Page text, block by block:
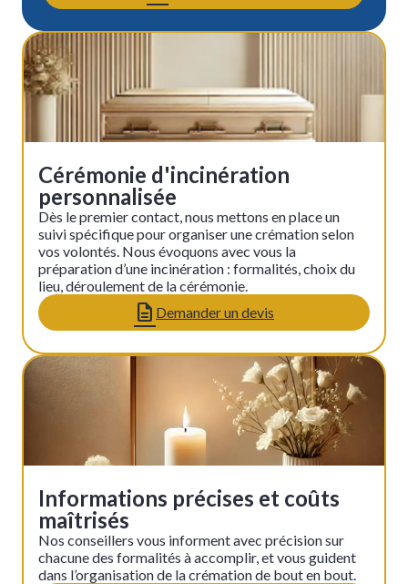
Cérémonie d'incinération
personnalisée
Dès le premier contact, nous mettons en place un
suivi spécifique pour organiser une crémation selon
vos volontés. Nous évoquons avec vous la
préparation d’une incinération : formalités, choix du
lieu, déroulement de la cérémonie.
Demander un devis
Informations précises et coûts
maîtrisés
Nos conseillers vous informent avec précision sur
chacune des formalités à accomplir, et vous guident
dans l’organisation de la crémation de bout en bout.